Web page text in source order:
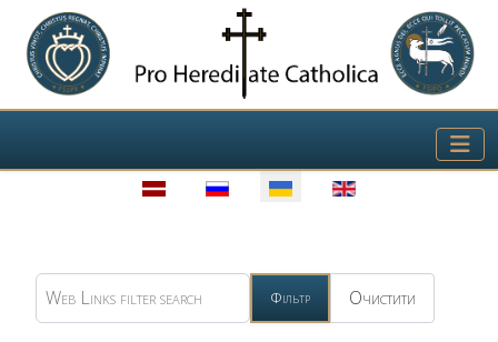
Виберіть свою мову
Web Links filter search
Фільтр Очистити